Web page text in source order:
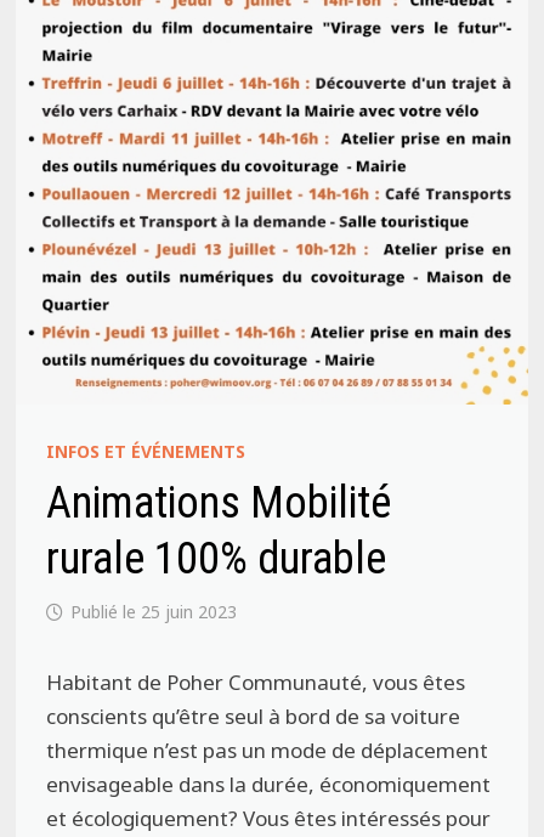
INFOS ET ÉVÉNEMENTS
Animations Mobilité
rurale 100% durable
25 juin 2023
Habitant de Poher Communauté, vous êtes
conscients qu’être seul à bord de sa voiture
thermique n’est pas un mode de déplacement
envisageable dans la durée, économiquement
et écologiquement? Vous êtes intéressés pour